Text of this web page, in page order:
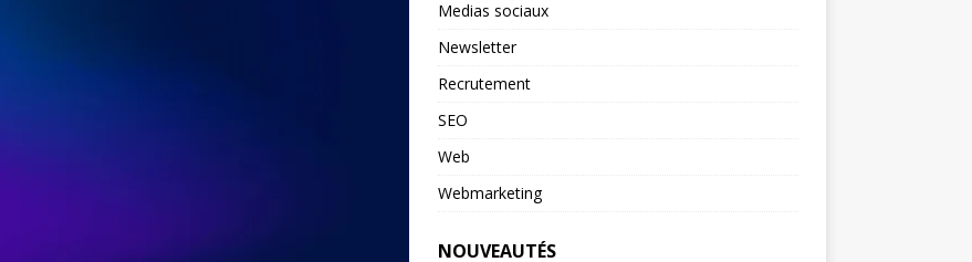
Medias sociaux
Newsletter
Recrutement
SEO
Web
Webmarketing
NOUVEAUTÉS